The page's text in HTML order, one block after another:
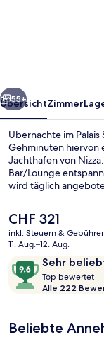
Weiter
55+
ÜbersichtZimmer
Übernachte im
Gehminuten hiervon
Jachthafen von
Bar/Lounge
wird täglich
Einkaufszentrum.
kurzen Fußmarsch
Minuten und zur S-
Der
aktuelle
Preis
CHF 321.
CHF 321
inkl. Steuern &
11. Aug.–12. Aug.
Bewertungen
Sehr
9,6
von
10,
beliebt
Top bewertet
o
b
Alle 222
Beliebte